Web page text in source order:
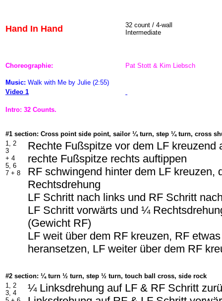
Hand In Hand
32 count / 4-wall
Intermediate
Choreographie: Pat Stott & Kim Liebsch
Music: Walk with Me by Julie (2:55)
Video 1
Intro: 32 Counts.
#1 section: Cross point side point, sailor ¼ turn, step ¼ turn, cross
1, 2
3
+ 4
5, 6
7 + 8
Rechte Fußspitze vor dem LF kreuzend
rechte Fußspitze rechts auftippen
RF schwingend hinter dem LF kreuzen,
Rechtsdrehung
LF Schritt nach links und RF Schritt
LF Schritt vorwärts und ¼
(Gewicht RF)
LF weit über dem RF kreuzen, RF
heransetzen, LF weiter über dem RF
#2 section: ¼ turn ½ turn, step ½ turn, touch ball cross, side rock
1, 2
3, 4
¼ Linksdrehung auf LF & RF Schritt